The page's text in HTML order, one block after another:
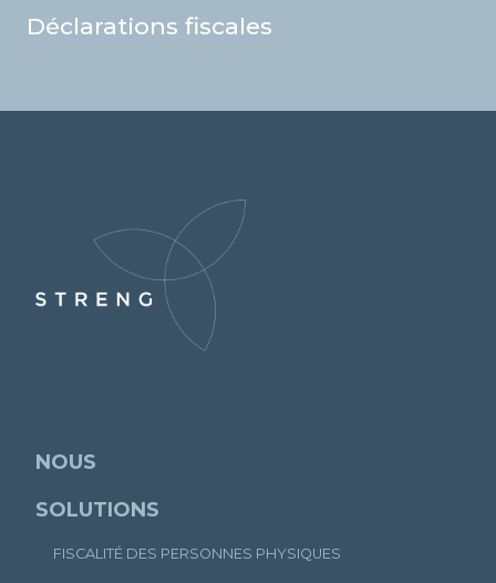
Déclarations fiscales
NOUS
SOLUTIONS
FISCALITÉ DES PERSONNES PHYSIQUES